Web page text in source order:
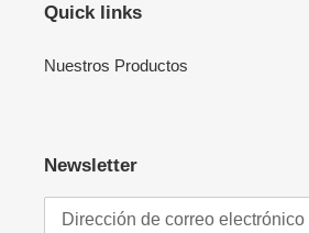
Quick links
Nuestros Productos
Newsletter